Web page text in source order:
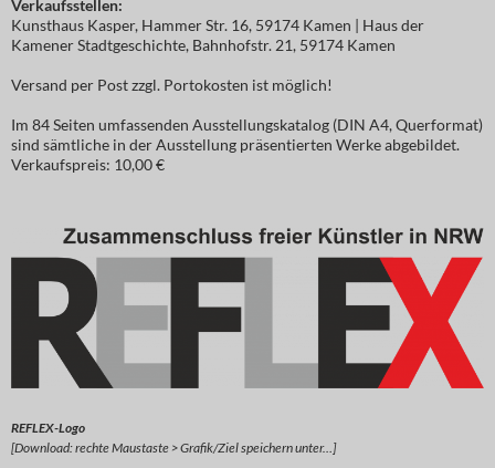
Verkaufsstellen:
Kunsthaus Kasper, Hammer Str. 16, 59174 Kamen | Haus der
Kamener Stadtgeschichte, Bahnhofstr. 21, 59174 Kamen
Versand per Post zzgl. Portokosten ist möglich!
Im 84 Seiten umfassenden Ausstellungskatalog (DIN A4, Querformat)
sind sämtliche in der Ausstellung präsentierten Werke abgebildet.
Verkaufspreis: 10,00 €
REFLEX-Logo
[Download: rechte Maustaste > Grafik/Ziel speichern unter…]